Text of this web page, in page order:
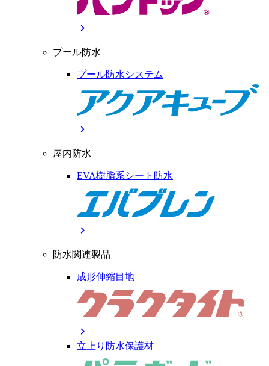
chevron_right
プール防水
プール防水システム
chevron_right
屋内防水
EVA樹脂系シート防水
chevron_right
防水関連製品
成形伸縮目地
chevron_right
立上り防水保護材